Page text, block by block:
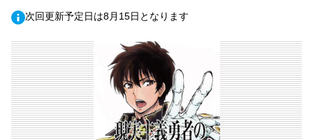
次回更新予定日は8月15日となります